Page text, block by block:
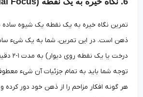
تمرین نگاه خیره به یک نقطه یک شیوه ساده برای
ذهن است. در این تمرین، شما به یک شیء ساده
درخت یا یک نقطه روی
توجه شما باید به تمام جزئیات آن شیء معطوف
هر گونه افکار مزاحم را از ذهن خود دور کرده و